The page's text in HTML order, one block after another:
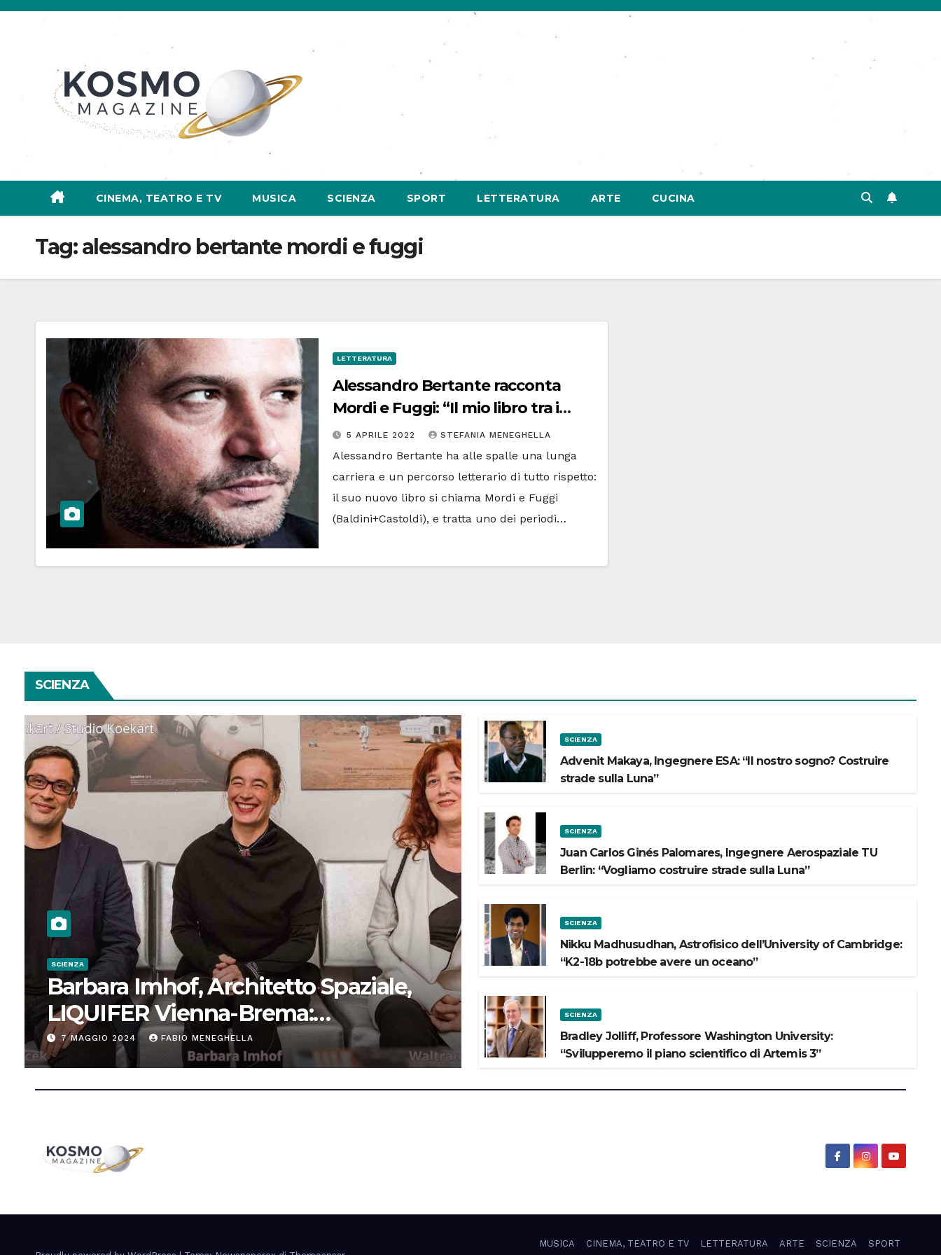
Salta
CINEMA, TEATRO E TV MUSICA SCIENZA SPORT LETTERATURA ARTE CUCINA
Tag:alessandro bertante mordi e fuggi
LETTERATURA
Alessandro Bertante racconta
Mordi e Fuggi: “Il mio libro tra i
finalisti del Premio Strega”
5 APRILE 2022 STEFANIA MENEGHELLA
Alessandro Bertante ha alle spalle una lunga
carriera e un percorso letterario di tutto rispetto:
il suo nuovo libro si chiama Mordi e Fuggi
(Baldini+Castoldi), e tratta uno dei periodi…
SCIENZA
SCIENZA
Barbara Imhof, Architetto Spaziale,
LIQUIFER Vienna-Brema:
“Progettiamo habitat per lo Spazio”
7 MAGGIO 2024 FABIO MENEGHELLA
SCIENZA
Advenit Makaya, Ingegnere ESA: “Il nostro sogno? Costruire
strade sulla Luna”
SCIENZA
Juan Carlos Ginés Palomares, Ingegnere Aerospaziale TU
Berlin: “Vogliamo costruire strade sulla Luna”
SCIENZA
Nikku Madhusudhan, Astrofisico dell’University of Cambridge:
“K2-18b potrebbe avere un oceano”
SCIENZA
Bradley Jolliff, Professore Washington University:
“Svilupperemo il piano scientifico di Artemis 3”
MUSICA CINEMA, TEATRO E TV LETTERATURA ARTE SCIENZA SPORT